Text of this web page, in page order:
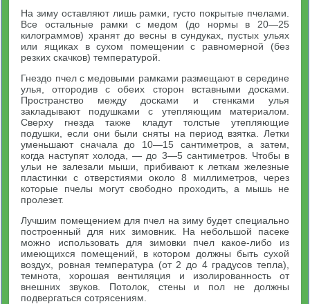
На зиму оставляют лишь рамки, густо покрытые пчелами.
Все остальные рамки с медом (до нормы в 20—25
килограммов) хранят до весны в сундуках, пустых ульях
или ящиках в сухом помещении с равномерной (без
резких скачков) температурой.
Гнездо пчел с медовыми рамками размещают в середине
улья, отгородив с обеих сторон вставными досками.
Пространство между досками и стенками улья
закладывают подушками с утепляющим материалом.
Сверху гнезда также кладут толстые утепляющие
подушки, если они были сняты на период взятка. Летки
уменьшают сначала до 10—15 сантиметров, а затем,
когда наступят холода, — до 3—5 сантиметров. Чтобы в
ульи не залезали мыши, прибивают к леткам железные
пластинки с отверстиями около 8 миллиметров, через
которые пчелы могут свободно проходить, а мышь не
пролезет.
Лучшим помещением для пчел на зиму будет специально
построенный для них зимовник. На небольшой пасеке
можно использовать для зимовки пчел какое-либо из
имеющихся помещений, в котором должны быть сухой
воздух, ровная температура (от 2 до 4 градусов тепла),
темнота, хорошая вентиляция и изолированность от
внешних звуков. Потолок, стены и пол не должны
подвергаться сотрясениям.